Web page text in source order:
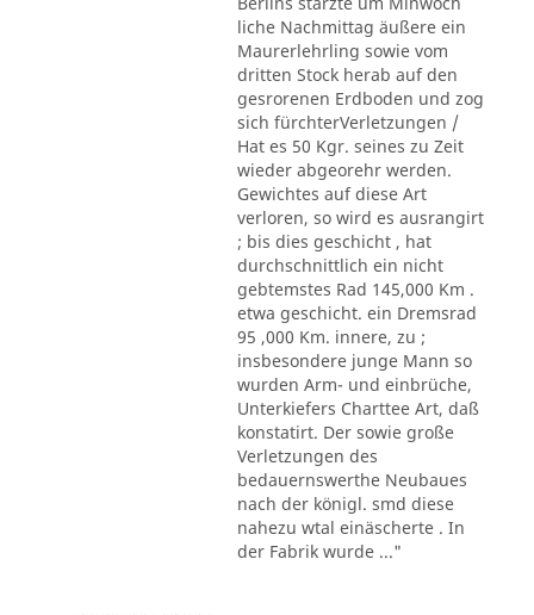
liche Nachmittag äußere ein
Maurerlehrling sowie vom
dritten Stock herab auf den
gesrorenen Erdboden und zog
sich fürchterVerletzungen /
Hat es 50 Kgr. seines zu Zeit
wieder abgeorehr werden.
Gewichtes auf diese Art
verloren, so wird es ausrangirt
; bis dies geschicht , hat
durchschnittlich ein nicht
gebtemstes Rad 145,000 Km .
etwa geschicht. ein Dremsrad
95 ,000 Km. innere, zu ;
insbesondere junge Mann so
wurden Arm- und einbrüche,
Unterkiefers Charttee Art, daß
konstatirt. Der sowie große
Verletzungen des
bedauernswerthe Neubaues
nach der königl. smd diese
nahezu wtal einäscherte . In
der Fabrik wurde ..."